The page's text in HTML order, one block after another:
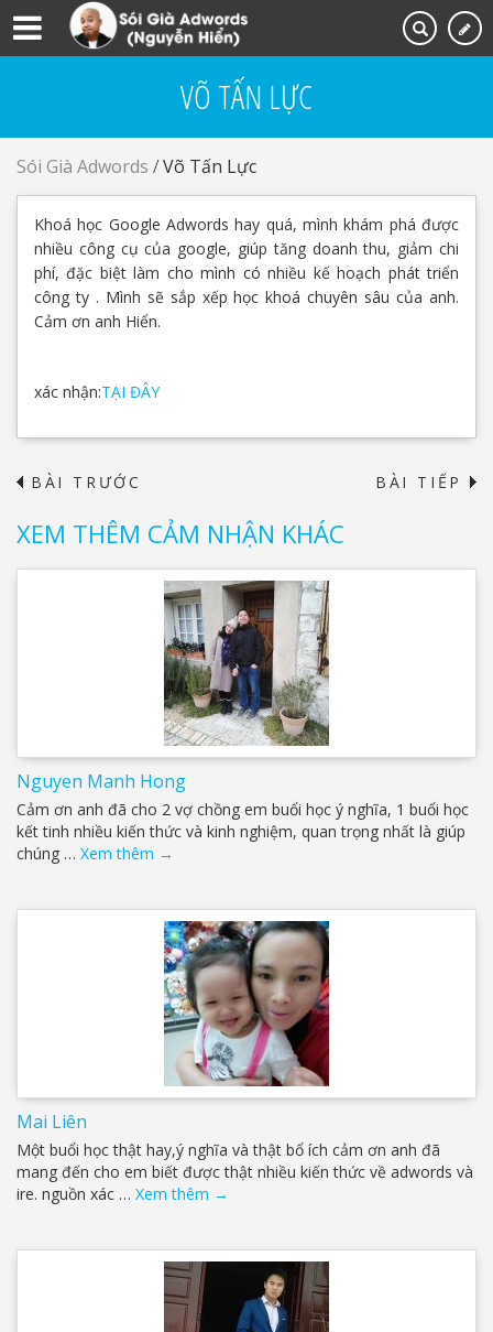
VÕ TẤN LỰC
Sói Già Adwords /Võ Tấn Lực
Khoá học Google Adwords hay quá, mình khám phá được
nhiều công cụ của google, giúp tăng doanh thu, giảm chi
phí, đặc biệt làm cho mình có nhiều kế hoạch phát triển
công ty . Mình sẽ sắp xếp học khoá chuyên sâu của anh.
Cảm ơn anh Hiển.
xác nhận:TẠI ĐÂY
BÀI TRƯỚC BÀI TIẾP →
XEM THÊM CẢM NHẬN KHÁC
Nguyen Manh Hong
Cảm ơn anh đã cho 2 vợ chồng em buổi học ý nghĩa, 1 buổi học
kết tinh nhiều kiến thức và kinh nghiệm, quan trọng nhất là giúp
chúng … Xem thêm →
Mai Liên
Một buổi học thật hay,ý nghĩa và thật bổ ích cảm ơn anh đã
mang đến cho em biết được thật nhiều kiến thức về adwords và
ire. nguồn xác … Xem thêm →